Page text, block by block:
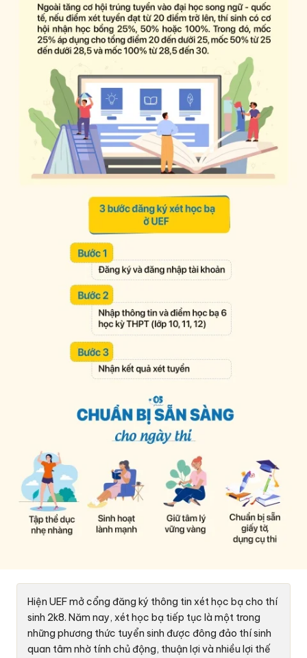
Hiện UEF mở cổng đăng ký thông tin xét học bạ cho thí
sinh 2k8. Năm nay, xét học bạ tiếp tục là một trong
những phương thức tuyển sinh được đông đảo thí sinh
quan tâm nhờ tính chủ động, thuận lợi và nhiều lợi thế